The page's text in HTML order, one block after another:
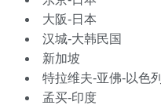
大阪-日本
汉城-大韩民国
新加坡
特拉维夫-亚佛-以色列
孟买-印度